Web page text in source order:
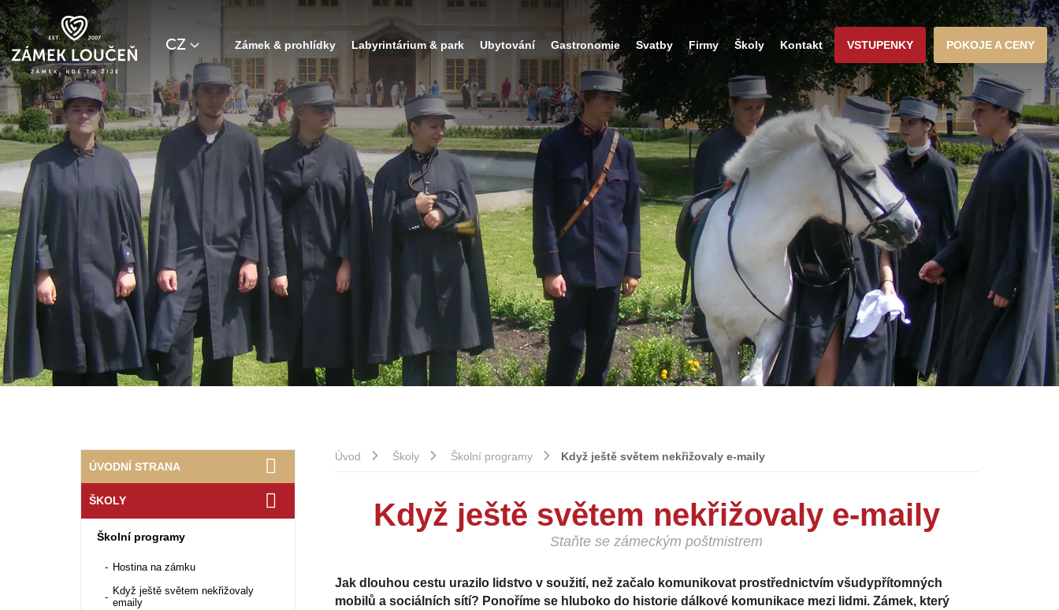
CZ VSTUPENKY POKOJE A CENY
Zámek & prohlídky Labyrintárium & park Ubytování Gastronomie Svatby Firmy Školy Kontakt
Úvod Školy Školní programy Když ještě světem nekřižovaly e-maily
Když ještě světem nekřižovaly e-maily
Staňte se zámeckým poštmistrem
Jak dlouhou cestu urazilo lidstvo v soužití, než začalo komunikovat prostřednictvím všudypřítomných
mobilů a sociálních sítí? Ponoříme se hluboko do historie dálkové komunikace mezi lidmi. Zámek, který
ÚVODNÍ STRANA
ŠKOLY
Školní programy
Hostina na zámku
Když ještě světem nekřižovaly
emaily